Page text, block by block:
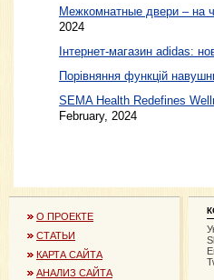
Межкомнатные двери – на
2024
Інтернет-магазин adidas:
Порівняння функцій
SEMA Health Redefines
February, 2024
О ПРОЕКТЕ
СТАТЬИ
КАРТА САЙТА
АНАЛИЗ САЙТА